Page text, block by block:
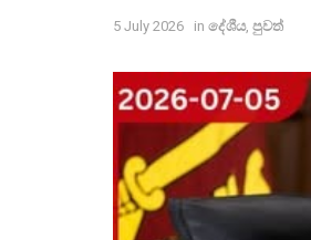
5 July 2026 in දේශීය, පුවත්